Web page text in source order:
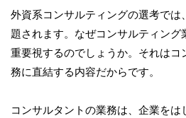
外資系コンサルティングの選考では
題されます。なぜコンサルティング
重要視するのでしょうか。それはコ
務に直結する内容だからです。
コンサルタントの業務は、企業をは